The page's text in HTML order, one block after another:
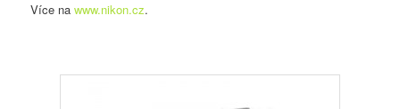
Více nawww.nikon.cz.